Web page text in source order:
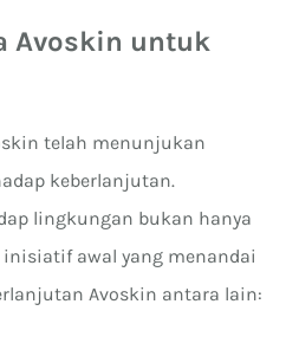
Avoskin untuk
telah menunjukan
keberlanjutan.
lingkungan bukan hanya
inisiatif awal yang menandai
Avoskin antara lain: